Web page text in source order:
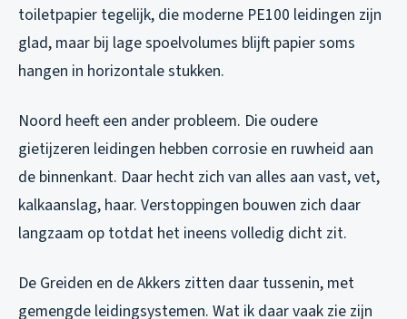
toiletpapier tegelijk, die moderne PE100 leidingen zijn
glad, maar bij lage spoelvolumes blijft papier soms
hangen in horizontale stukken.
Noord heeft een ander probleem. Die oudere
gietijzeren leidingen hebben corrosie en ruwheid aan
de binnenkant. Daar hecht zich van alles aan vast, vet,
kalkaanslag, haar. Verstoppingen bouwen zich daar
langzaam op totdat het ineens volledig dicht zit.
De Greiden en de Akkers zitten daar tussenin, met
gemengde leidingsystemen. Wat ik daar vaak zie zijn